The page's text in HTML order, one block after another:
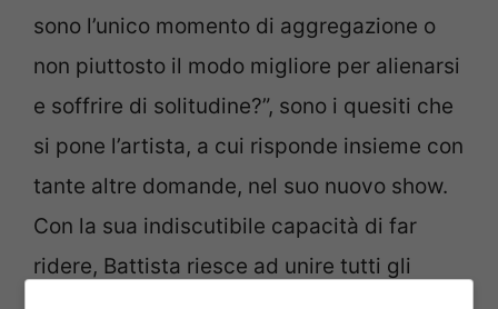
sono l’unico momento di aggregazione o
non piuttosto il modo migliore per alienarsi
e soffrire di solitudine?”, sono i quesiti che
si pone l’artista, a cui risponde insieme con
tante altre domande, nel suo nuovo show.
Con la sua indiscutibile capacità di far
ridere, Battista riesce ad unire tutti gli